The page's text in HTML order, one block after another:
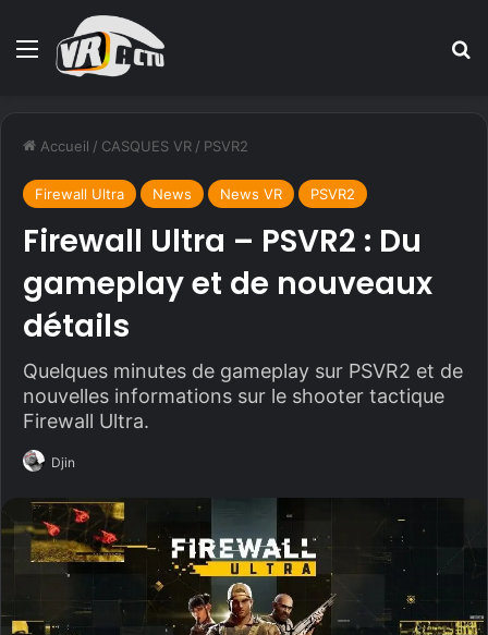
Menu
Accueil / CASQUES VR / PSVR2
Firewall Ultra News News VR PSVR2
Firewall Ultra – PSVR2 : Du
gameplay et de nouveaux
détails
Quelques minutes de gameplay sur PSVR2 et de
nouvelles informations sur le shooter tactique
Firewall Ultra.
Djin